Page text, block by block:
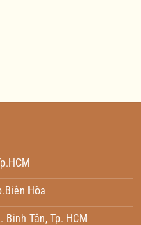
Hòa
Binh Tân, Tp. HCM